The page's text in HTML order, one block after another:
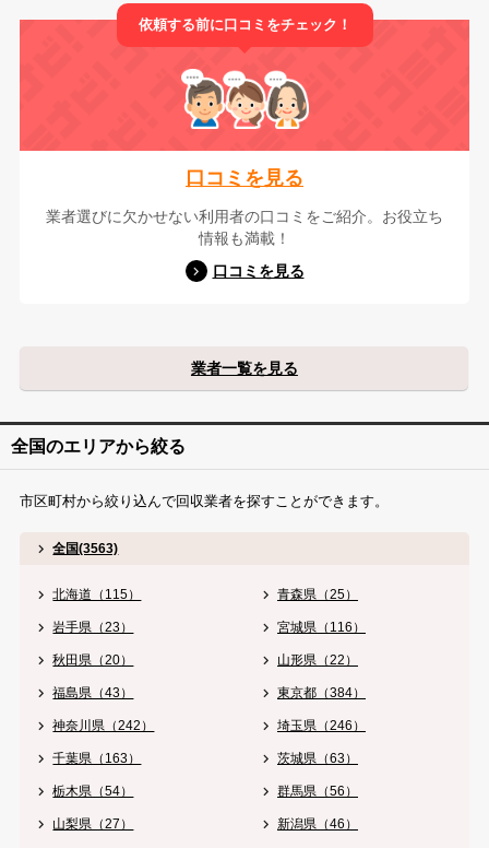
依頼する前に口コミをチェック！
口コミを見る
業者選びに欠かせない利用者の口コミをご紹介。お役立ち
情報も満載！
口コミを見る
業者一覧を見る
全国のエリアから絞る
市区町村から絞り込んで回収業者を探すことができます。
全国(3563)
北海道（115） 青森県（25）
岩手県（23） 宮城県（116）
秋田県（20） 山形県（22）
福島県（43） 東京都（384）
神奈川県（242） 埼玉県（246）
千葉県（163） 茨城県（63）
栃木県（54） 群馬県（56）
山梨県（27） 新潟県（46）